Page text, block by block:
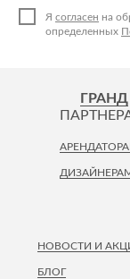
Я согласен на
определенных
ГРАНД
НОВОСТИ И
БЛОГ